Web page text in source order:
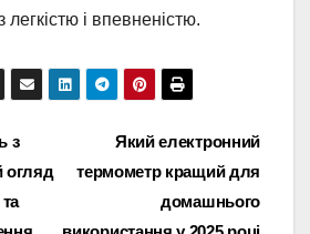
легкістю і впевненістю.
Який електронний
термометр кращий для
домашнього
з
огляд